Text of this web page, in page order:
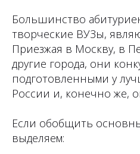
Большинство
творческие ВУЗы,
Приезжая в Москву, в
другие города, они
подготовленными у
России и, конечно же,
Если обобщить
выделяем: